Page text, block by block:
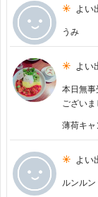
よい
うみ
よい
本日無
ございま
薄荷キ
よい
ルンルン